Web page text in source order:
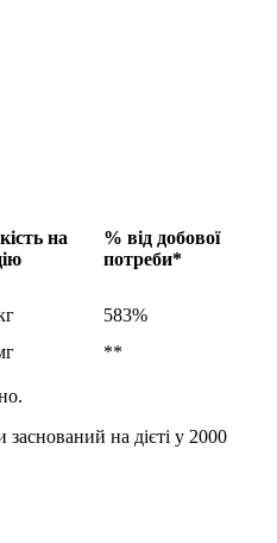
на
% від добової
потреби*
583%
**
заснований на дієті у 2000